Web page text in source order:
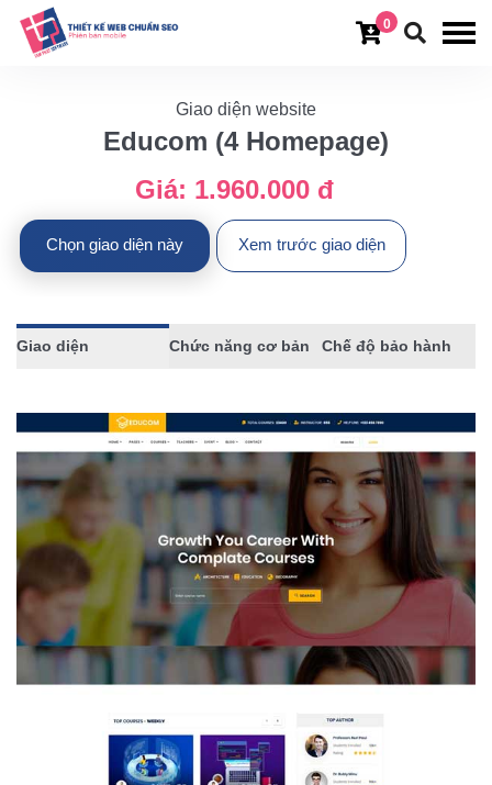
0
Giao diện website
Educom (4 Homepage)
Giá: 1.960.000 đ
Chọn giao diện này Xem trước giao diện
Giao diện Chức năng cơ bản Chế độ bảo hành